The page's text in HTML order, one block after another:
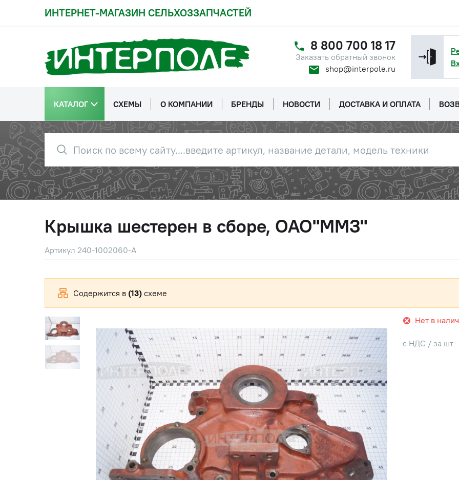
ИНТЕРНЕТ-МАГАЗИН СЕЛЬХОЗЗАПЧАСТЕЙ
8 800 700 18 17
Заказать обратный звонок
shop@interpole.ru
КАТАЛОГ СХЕМЫ О КОМПАНИИ БРЕНДЫ НОВОСТИ ДОСТАВКА И ОПЛАТА
Крышка шестерен в сборе, ОАО"ММЗ"
Артикул 240-1002060-А
Нет в
с НДС / за шт
Содержится в (13) схеме